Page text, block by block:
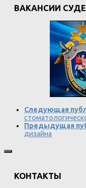
ВАКАНСИИ
Следующая
Предыдущая
дизайна
КОНТАКТЫ